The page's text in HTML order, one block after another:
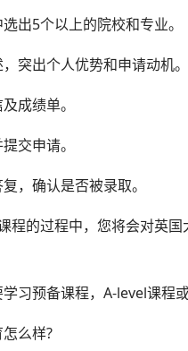
出5个以上的院校和专业。
突出个人优势和申请动机。
成绩单。
交申请。
，确认是否被录取。
程的过程中，您将会对英
习预备课程，A-level课程
么样?